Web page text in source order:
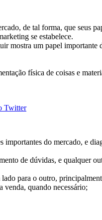
de tal forma, que seus
se estabelece.
mostra um papel
física de coisas e
Twitter
do mercado, e
de dúvidas, e qualquer
para o outro,
venda, quando necessário;